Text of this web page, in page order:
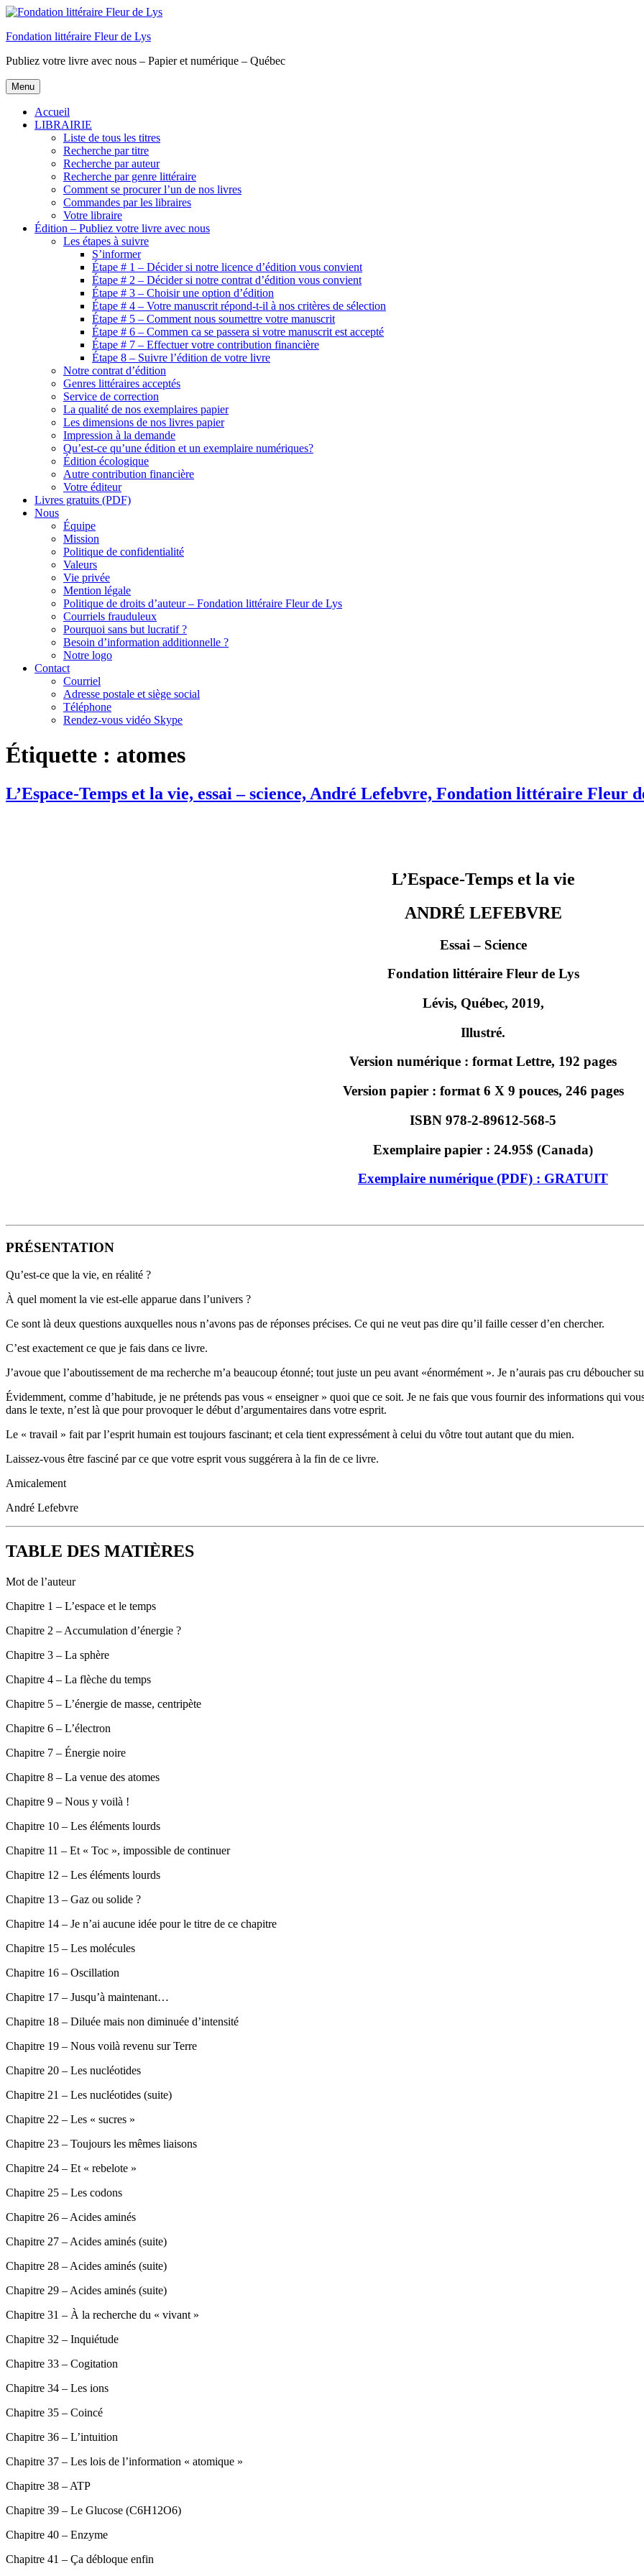
Aller
contenu
Fondation littéraire Fleur de Lys
Publiez votre livre avec nous – Papier et numérique – Québec
Menu
Accueil
LIBRAIRIE
Liste de tous les titres
Recherche par titre
Recherche par auteur
Recherche par genre littéraire
Comment se procurer l’un de nos livres
Commandes par les libraires
Votre libraire
Édition – Publiez votre livre avec nous
Les étapes à suivre
S’informer
Étape # 1 – Décider si notre licence d’édition vous convient
Étape # 2 – Décider si notre contrat d’édition vous convient
Étape # 3 – Choisir une option d’édition
Étape # 4 – Votre manuscrit répond-t-il à nos critères de sélection
Étape # 5 – Comment nous soumettre votre manuscrit
Étape # 6 – Commen ca se passera si votre manuscrit est accepté
Étape # 7 – Effectuer votre contribution financière
Étape 8 – Suivre l’édition de votre livre
Notre contrat d’édition
Genres littéraires acceptés
Service de correction
La qualité de nos exemplaires papier
Les dimensions de nos livres papier
Impression à la demande
Qu’est-ce qu’une édition et un exemplaire numériques?
Édition écologique
Autre contribution financière
Votre éditeur
Livres gratuits (PDF)
Nous
Équipe
Mission
Politique de confidentialité
Valeurs
Vie privée
Mention légale
Politique de droits d’auteur – Fondation littéraire Fleur de Lys
Courriels frauduleux
Pourquoi sans but lucratif ?
Besoin d’information additionnelle ?
Notre logo
Contact
Courriel
Adresse postale et siège social
Téléphone
Rendez-vous vidéo Skype
Étiquette : atomes
L’Espace-Temps et la vie, essai – science, André Lefebvre, Fondation littéraire Fleur
L’Espace-Temps et la vie
ANDRÉ LEFEBVRE
Essai – Science
Fondation littéraire Fleur de Lys
Lévis, Québec, 2019,
Illustré.
Version numérique : format Lettre, 192 pages
Version papier : format 6 X 9 pouces, 246 pages
ISBN 978-2-89612-568-5
Exemplaire papier : 24.95$ (Canada)
Exemplaire numérique (PDF) : GRATUIT
PRÉSENTATION
Qu’est-ce que la vie, en réalité ?
À quel moment la vie est-elle apparue dans l’univers ?
Ce sont là deux questions auxquelles nous n’avons pas de réponses précises. Ce qui ne veut pas dire qu’il faille cesser d’en chercher.
C’est exactement ce que je fais dans ce livre.
J’avoue que l’aboutissement de ma recherche m’a beaucoup étonné; tout juste un peu avant «énormément ». Je n’aurais pas cru déboucher
Évidemment, comme d’habitude, je ne prétends pas vous « enseigner » quoi que ce soit. Je ne fais que vous fournir des informations qui
dans le texte, n’est là que pour provoquer le début d’argumentaires dans votre esprit.
Le « travail » fait par l’esprit humain est toujours fascinant; et cela tient expressément à celui du vôtre tout autant que du mien.
Laissez-vous être fasciné par ce que votre esprit vous suggérera à la fin de ce livre.
Amicalement
André Lefebvre
TABLE DES MATIÈRES
Mot de l’auteur
Chapitre 1 – L’espace et le temps
Chapitre 2 – Accumulation d’énergie ?
Chapitre 3 – La sphère
Chapitre 4 – La flèche du temps
Chapitre 5 – L’énergie de masse, centripète
Chapitre 6 – L’électron
Chapitre 7 – Énergie noire
Chapitre 8 – La venue des atomes
Chapitre 9 – Nous y voilà !
Chapitre 10 – Les éléments lourds
Chapitre 11 – Et « Toc », impossible de continuer
Chapitre 12 – Les éléments lourds
Chapitre 13 – Gaz ou solide ?
Chapitre 14 – Je n’ai aucune idée pour le titre de ce chapitre
Chapitre 15 – Les molécules
Chapitre 16 – Oscillation
Chapitre 17 – Jusqu’à maintenant…
Chapitre 18 – Diluée mais non diminuée d’intensité
Chapitre 19 – Nous voilà revenu sur Terre
Chapitre 20 – Les nucléotides
Chapitre 21 – Les nucléotides (suite)
Chapitre 22 – Les « sucres »
Chapitre 23 – Toujours les mêmes liaisons
Chapitre 24 – Et « rebelote »
Chapitre 25 – Les codons
Chapitre 26 – Acides aminés
Chapitre 27 – Acides aminés (suite)
Chapitre 28 – Acides aminés (suite)
Chapitre 29 – Acides aminés (suite)
Chapitre 31 – À la recherche du « vivant »
Chapitre 32 – Inquiétude
Chapitre 33 – Cogitation
Chapitre 34 – Les ions
Chapitre 35 – Coincé
Chapitre 36 – L’intuition
Chapitre 37 – Les lois de l’information « atomique »
Chapitre 38 – ATP
Chapitre 39 – Le Glucose (C6H12O6)
Chapitre 40 – Enzyme
Chapitre 41 – Ça débloque enfin